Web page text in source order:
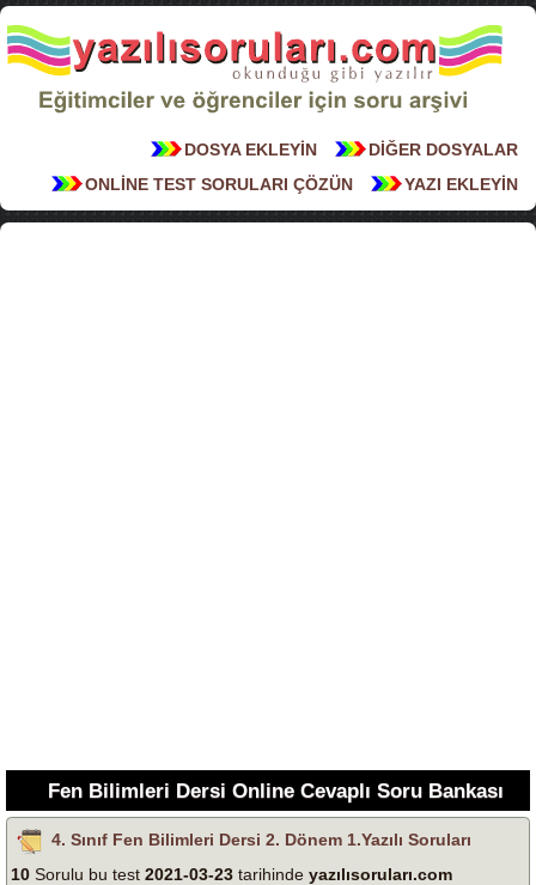
DİĞER DOSYALAR
DOSYA EKLEYİN
YAZI EKLEYİN
ONLİNE TEST SORULARI ÇÖZÜN
Fen Bilimleri Dersi Online Cevaplı Soru Bankası
4. Sınıf Fen Bilimleri Dersi 2. Dönem 1.Yazılı Soruları
10 Sorulu bu test 2021-03-23 tarihinde yazılısoruları.com